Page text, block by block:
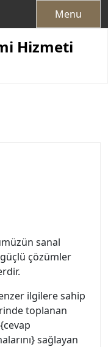
Menu
Hizmeti
sanal
çözümler
ilgilere sahip
toplanan
sağlayan